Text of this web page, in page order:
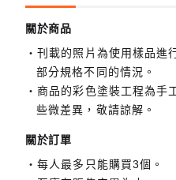
關於商品
刊載的照片為使用樣品進
部分規格不同的情況。
商品的彩色塗裝工程為手
些微差異，敬請諒解。
關於訂單
每人最多只能購買3個。